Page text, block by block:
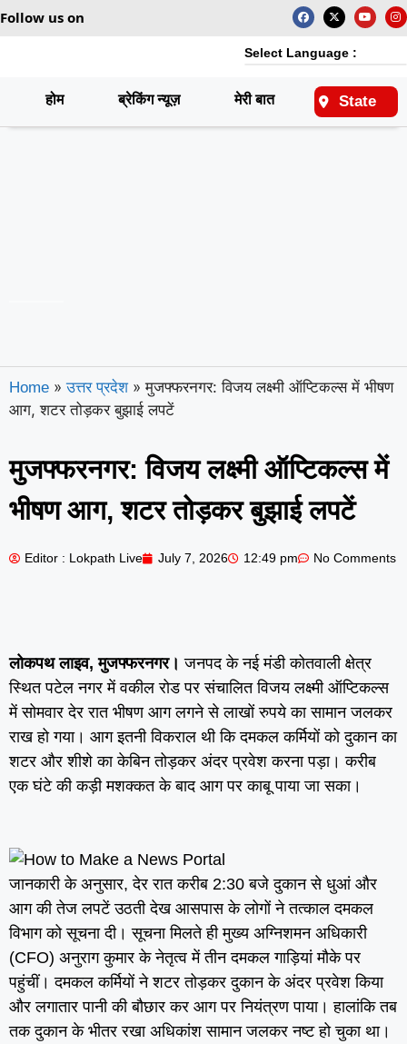
Follow us on
Select Language :
होम ब्रेकिंग न्यूज़ मेरी बात राष्ट्रीय
State
Home » उत्तर प्रदेश » मुजफ्फरनगर: विजय लक्ष्मी ऑप्टिकल्स में भीषण
आग, शटर तोड़कर बुझाई लपटें
मुजफ्फरनगर: विजय लक्ष्मी ऑप्टिकल्स में
भीषण आग, शटर तोड़कर बुझाई लपटें
Editor : Lokpath Live July 7, 2026 12:49 pm No Comments
लोकपथ लाइव, मुजफ्फरनगर। जनपद के नई मंडी कोतवाली क्षेत्र
स्थित पटेल नगर में वकील रोड पर संचालित विजय लक्ष्मी ऑप्टिकल्स
में सोमवार देर रात भीषण आग लगने से लाखों रुपये का सामान जलकर
राख हो गया। आग इतनी विकराल थी कि दमकल कर्मियों को दुकान का
शटर और शीशे का केबिन तोड़कर अंदर प्रवेश करना पड़ा। करीब
एक घंटे की कड़ी मशक्कत के बाद आग पर काबू पाया जा सका।
जानकारी के अनुसार, देर रात करीब 2:30 बजे दुकान से धुआं और
आग की तेज लपटें उठती देख आसपास के लोगों ने तत्काल दमकल
विभाग को सूचना दी। सूचना मिलते ही मुख्य अग्निशमन अधिकारी
(CFO) अनुराग कुमार के नेतृत्व में तीन दमकल गाड़ियां मौके पर
पहुंचीं। दमकल कर्मियों ने शटर तोड़कर दुकान के अंदर प्रवेश किया
और लगातार पानी की बौछार कर आग पर नियंत्रण पाया। हालांकि तब
तक दुकान के भीतर रखा अधिकांश सामान जलकर नष्ट हो चुका था।